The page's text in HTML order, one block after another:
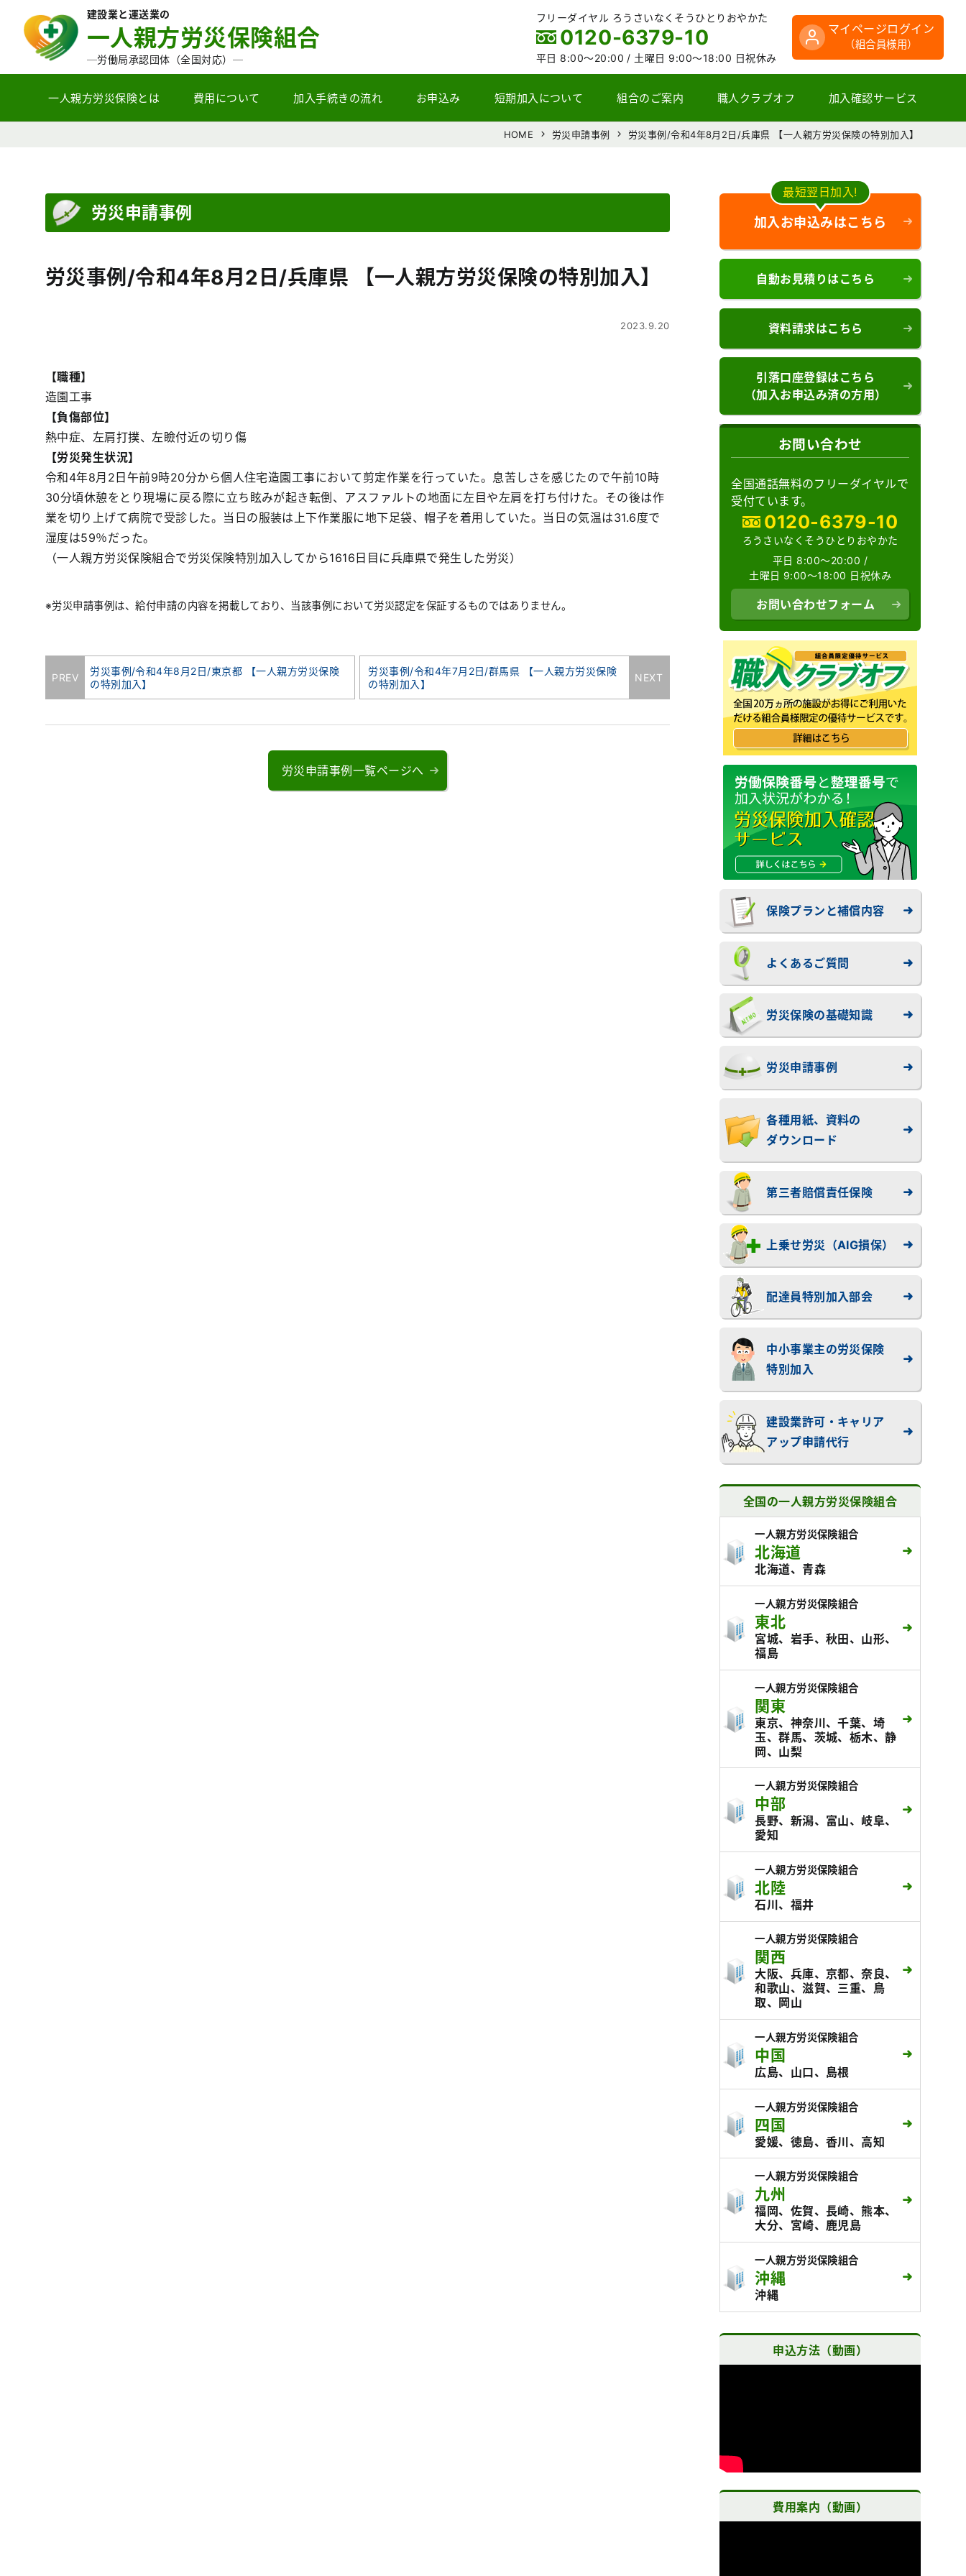
建設業と運送業の
一人親方労災保険組合
─労働局承認団体（全国対応）─
フリーダイヤル ろうさいなくそうひとりおやかた
0120-6379-10
平日 8:00～20:00 / 土曜日 9:00～18:00 日祝休み
マイページログイン
（組合員様用）
一人親方労災保険とは 費用について 加入手続きの流れ お申込み 短期加入について 組合のご案内 職人クラブオフ 加入確認サービス
HOME 労災申請事例 労災事例/令和4年8月2日/兵庫県 【一人親方労災保険の特別加入】
労災申請事例
労災事例/令和4年8月2日/兵庫県 【一人親方労災保険の特別加入】
2023.9.20
【職種】
造園工事
【負傷部位】
熱中症、左肩打撲、左瞼付近の切り傷
【労災発生状況】
令和4年8月2日午前9時20分から個人住宅造園工事において剪定作業を行っていた。息苦しさを感じたので午前10時
30分頃休憩をとり現場に戻る際に立ち眩みが起き転倒、アスファルトの地面に左目や左肩を打ち付けた。その後は作
業を切り上げて病院で受診した。当日の服装は上下作業服に地下足袋、帽子を着用していた。当日の気温は31.6度で
湿度は59％だった。
（一人親方労災保険組合で労災保険特別加入してから1616日目に兵庫県で発生した労災）
※労災申請事例は、給付申請の内容を掲載しており、当該事例において労災認定を保証するものではありません。
PREV
労災事例/令和4年8月2日/東京都 【一人親方労災保険
の特別加入】
NEXT
労災事例/令和4年7月2日/群馬県 【一人親方労災保険
の特別加入】
労災申請事例一覧ページへ
最短翌日加入!
加入お申込みはこちら
自動お見積りはこちら
資料請求はこちら
引落口座登録はこちら
（加入お申込み済の方用）
お問い合わせ
全国通話無料のフリーダイヤルで
受付ています。
0120-6379-10
ろうさいなくそうひとりおやかた
平日 8:00～20:00 /
土曜日 9:00～18:00 日祝休み
お問い合わせフォーム
保険プランと補償内容
よくあるご質問
労災保険の基礎知識
労災申請事例
各種用紙、資料の
ダウンロード
第三者賠償責任保険
上乗せ労災（AIG損保）
配達員特別加入部会
中小事業主の労災保険
特別加入
建設業許可・キャリア
アップ申請代行
全国の一人親方労災保険組合
一人親方労災保険組合
北海道
北海道、青森
一人親方労災保険組合
東北
宮城、岩手、秋田、山形、
福島
一人親方労災保険組合
関東
東京、神奈川、千葉、埼
玉、群馬、茨城、栃木、静
岡、山梨
一人親方労災保険組合
中部
長野、新潟、富山、岐阜、
愛知
一人親方労災保険組合
北陸
石川、福井
一人親方労災保険組合
関西
大阪、兵庫、京都、奈良、
和歌山、滋賀、三重、鳥
取、岡山
一人親方労災保険組合
中国
広島、山口、島根
一人親方労災保険組合
四国
愛媛、徳島、香川、高知
一人親方労災保険組合
九州
福岡、佐賀、長崎、熊本、
大分、宮崎、鹿児島
一人親方労災保険組合
沖縄
沖縄
申込方法（動画）
費用案内（動画）